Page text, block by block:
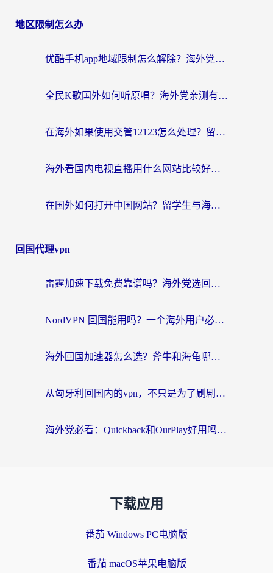
地区限制怎么办
优酷手机app地域限制怎么解除？海外党亲测有效的追剧方案
全民K歌国外如何听原唱？海外党亲测有效的回国加速器选择指南
在海外如果使用交管12123怎么处理？留学生亲测有效的回国加速方案
海外看国内电视直播用什么网站比较好？一篇解决你所有追剧难题的实用指南
在国外如何打开中国网站？留学生与海外华人的无缝访问指南
回国代理vpn
雷霆加速下载免费靠谱吗？海外党选回国加速器的避坑指南（附热门工具对比）
NordVPN 回国能用吗？一个海外用户必须面对的真实困境
海外回国加速器怎么选？斧牛和海龟哪个好？一篇帮你避开坑的实用指南
从匈牙利回国内的vpn，不只是为了刷剧那么简单
海外党必看：Quickback和OurPlay好用吗？3分钟选对回国加速器，无缝刷剧玩游戏
下载应用
番茄 Windows PC电脑版
番茄 macOS苹果电脑版